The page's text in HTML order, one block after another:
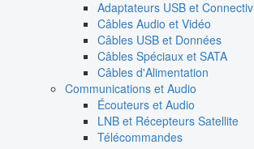
Adaptateurs USB et
Câbles Audio et Vidéo
Câbles USB et Données
Câbles Spéciaux et SATA
Câbles d'Alimentation
Communications et Audio
Écouteurs et Audio
LNB et Récepteurs Satellite
Télécommandes